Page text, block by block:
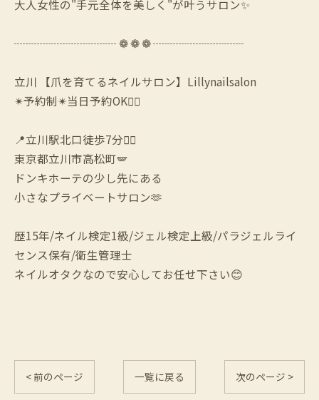
大人女性の"手元全体を美しく"が叶うサロン✨
┈┈┈┈┈┈┈┈┈ ❁ ❁ ❁ ┈┈┈┈┈┈┈┈
立川 【爪を育てるネイルサロン】Lillynailsalon
✴︎予約制✴︎当日予約OK🙆‍♀️
📍立川駅北口徒歩7分🚶‍♀️
東京都立川市高松町🪽
ドンキホーテの少し先にある
小さなプライベートサロン🫶
歴15年/ネイル検定1級/ジェル検定上級/パラジェルライ
センス保有/衛生管理士
ネイルオタクなので安心してお任せ下さい😊
< 前のページ 一覧に戻る 次のページ >